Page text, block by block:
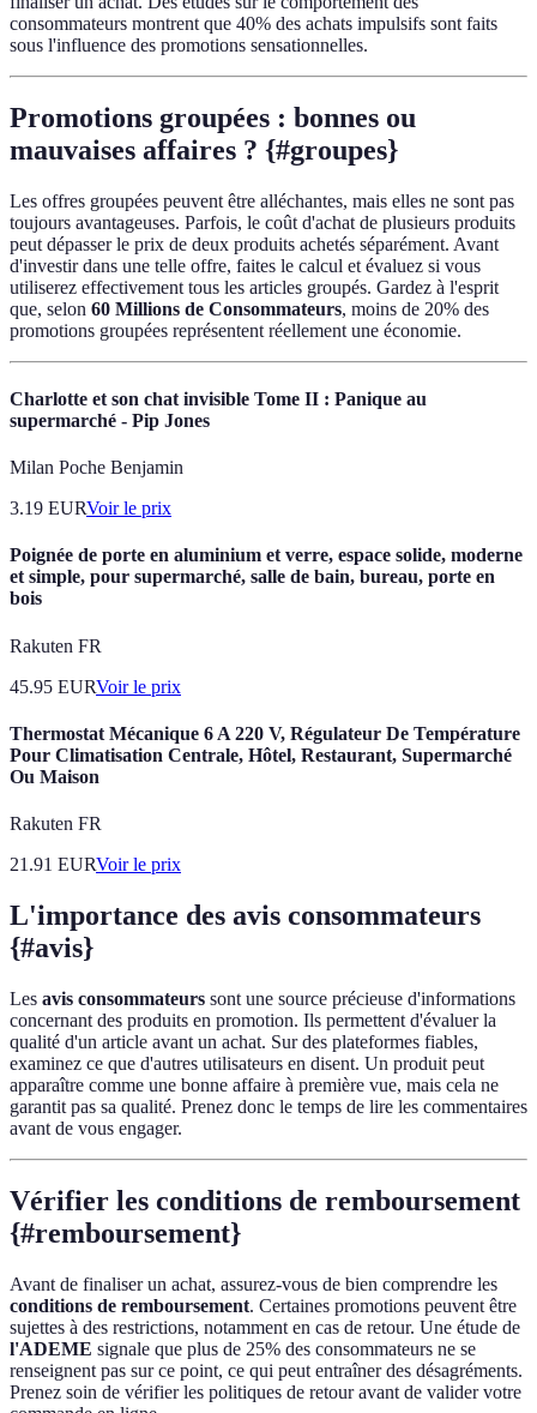
consommateurs montrent que 40% des achats impulsifs sont faits
sous l'influence des promotions sensationnelles.
Promotions groupées : bonnes ou
mauvaises affaires ? {#groupes}
Les offres groupées peuvent être alléchantes, mais elles ne sont pas
toujours avantageuses. Parfois, le coût d'achat de plusieurs produits
peut dépasser le prix de deux produits achetés séparément. Avant
d'investir dans une telle offre, faites le calcul et évaluez si vous
utiliserez effectivement tous les articles groupés. Gardez à l'esprit
que, selon 60 Millions de Consommateurs, moins de 20% des
promotions groupées représentent réellement une économie.
Charlotte et son chat invisible Tome II : Panique au
supermarché - Pip Jones
Milan Poche Benjamin
3.19 EURVoir le prix
Poignée de porte en aluminium et verre, espace solide, moderne
et simple, pour supermarché, salle de bain, bureau, porte en
bois
Rakuten FR
45.95 EURVoir le prix
Thermostat Mécanique 6 A 220 V, Régulateur De Température
Pour Climatisation Centrale, Hôtel, Restaurant, Supermarché
Ou Maison
Rakuten FR
21.91 EURVoir le prix
L'importance des avis consommateurs
{#avis}
Les avis consommateurs sont une source précieuse d'informations
concernant des produits en promotion. Ils permettent d'évaluer la
qualité d'un article avant un achat. Sur des plateformes fiables,
examinez ce que d'autres utilisateurs en disent. Un produit peut
apparaître comme une bonne affaire à première vue, mais cela ne
garantit pas sa qualité. Prenez donc le temps de lire les commentaires
avant de vous engager.
Vérifier les conditions de remboursement
{#remboursement}
Avant de finaliser un achat, assurez-vous de bien comprendre les
conditions de remboursement. Certaines promotions peuvent être
sujettes à des restrictions, notamment en cas de retour. Une étude de
l'ADEME signale que plus de 25% des consommateurs ne se
renseignent pas sur ce point, ce qui peut entraîner des désagréments.
Prenez soin de vérifier les politiques de retour avant de valider votre